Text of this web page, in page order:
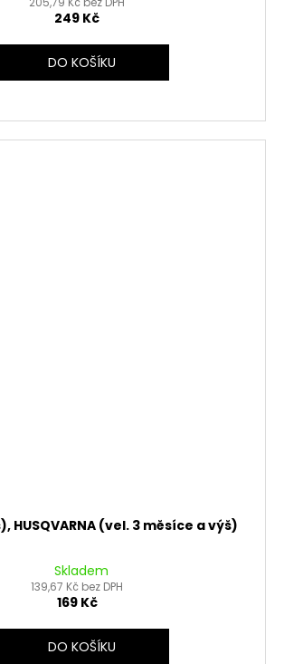
249 Kč
DO KOŠÍKU
HUSQVARNA (vel. 3 měsíce a výš)
Skladem
139,67 Kč bez DPH
169 Kč
DO KOŠÍKU